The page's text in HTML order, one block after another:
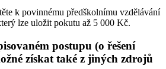
k povinnému předškolnímu vzdělávání
lze uložit pokutu až 5 000 Kč.
postupu (o řešení
získat také z jiných zdrojů